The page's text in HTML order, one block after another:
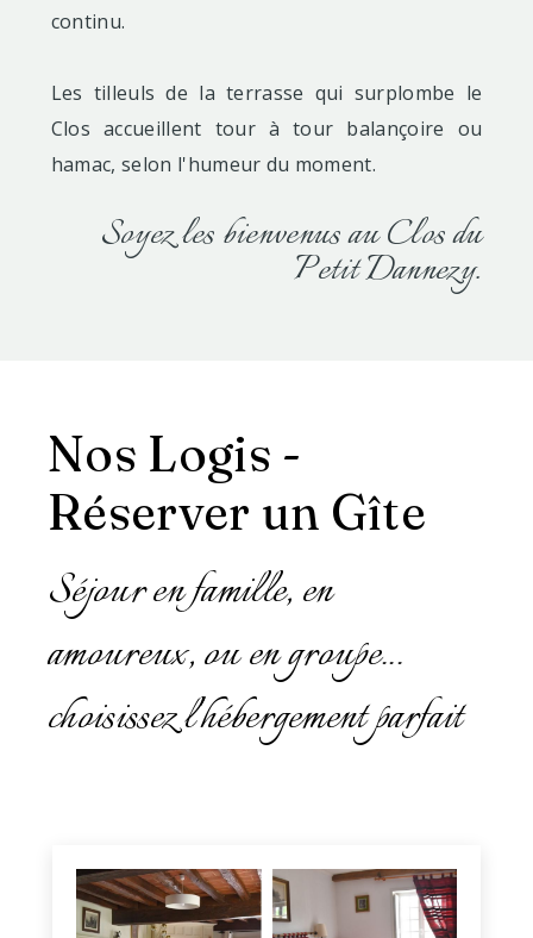
continu.
Les tilleuls de la terrasse qui surplombe le
Clos accueillent tour à tour balançoire ou
hamac, selon l'humeur du moment.
Soyez les bienvenus au Clos du
Petit Dannezy.
Nos Logis -
Réserver un Gîte
Séjour en famille, en
amoureux, ou en groupe...
choisissez l'hébergement parfait